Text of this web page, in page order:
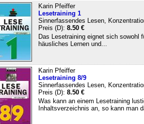
Karin Pfeiffer
Lesetraining 1
Sinnerfassendes Lesen,
Preis (D): 8.50 €
Das Lesetraining eignet sich sowohl
häusliches Lernen und...
Karin Pfeiffer
Lesetraining 8/9
Sinnerfassendes Lesen,
Preis (D): 8.50 €
Was kann an einem Lesetraining
Inhaltsverzeichnis an, so kann man